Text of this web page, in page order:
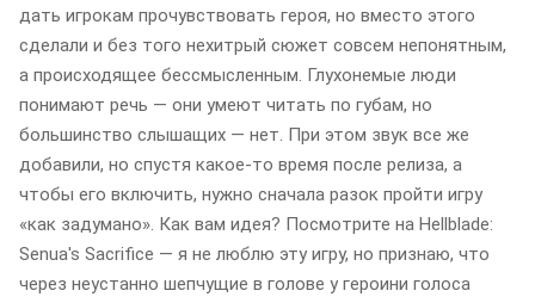
дать игрокам прочувствовать героя, но вместо этого
сделали и без того нехитрый сюжет совсем непонятным,
а происходящее бессмысленным. Глухонемые люди
понимают речь — они умеют читать по губам, но
большинство слышащих — нет. При этом звук все же
добавили, но спустя какое-то время после релиза, а
чтобы его включить, нужно сначала разок пройти игру
«как задумано». Как вам идея? Посмотрите на Hellblade:
Senua's Sacrifice — я не люблю эту игру, но признаю, что
через неустанно шепчущие в голове у героини голоса